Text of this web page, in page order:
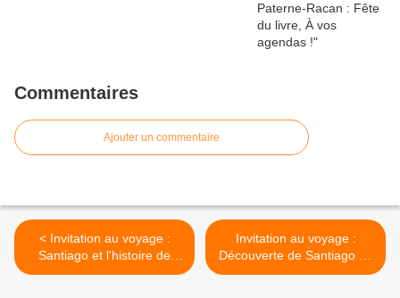
Commentaires
Ajouter un commentaire
< Invitation au voyage :
Santiago et l'histoire de
Cuba
Invitation au voyage :
Découverte de Santiago de
Cuba (2) >